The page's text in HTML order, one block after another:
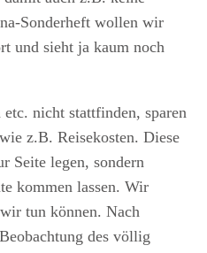
Sonderheft wollen wir
und sieht ja kaum noch
nicht stattfinden, sparen
z.B. Reisekosten. Diese
Seite legen, sondern
kommen lassen. Wir
tun können. Nach
des völlig